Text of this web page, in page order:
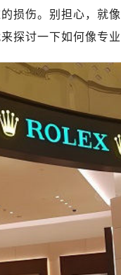
广场写字楼4号楼22层
中心写字楼A座13层
双子塔（中央广场
写字楼（万象城）15
中心写字楼A塔7层704
贸易中心大厦南塔写
写字楼17层1701室（
写字楼1座30层05室
字楼B座11层1104室
字楼15层03室（需提
写字楼24层2406B室
广场写字楼9层902室
世茂环球金融中心写
损伤。别担心，就
探讨一下如何像专